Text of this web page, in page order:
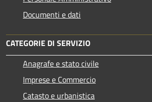
Documenti e dati
CATEGORIE DI SERVIZIO
Anagrafe e stato civile
Imprese e Commercio
Catasto e urbanistica